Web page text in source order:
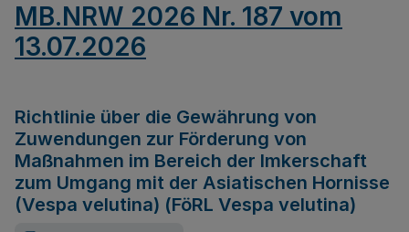
MB.NRW 2026 Nr. 187 vom
13.07.2026
Richtlinie über die Gewährung von
Zuwendungen zur Förderung von
Maßnahmen im Bereich der Imkerschaft
zum Umgang mit der Asiatischen Hornisse
(Vespa velutina) (FöRL Vespa velutina)